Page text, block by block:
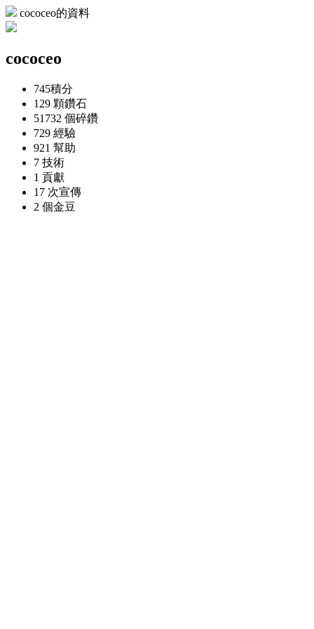
cococeo的資料
cococeo
745積分
129 顆鑽石
51732 個碎鑽
729 經驗
921 幫助
7 技術
1 貢獻
17 次宣傳
2 個金豆